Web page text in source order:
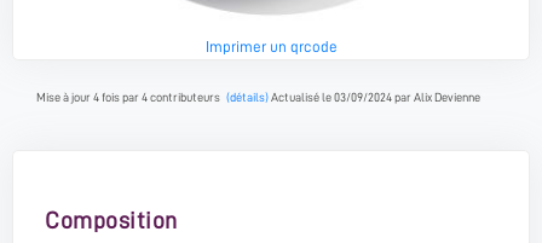
Composition
Imprimer un qrcode
Mise à jour 4 fois par 4 contributeurs (détails)Actualisé le 03/09/2024 par Alix Devienne